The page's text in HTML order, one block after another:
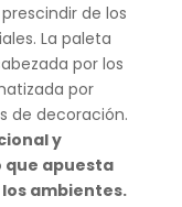
de los
La paleta
por los
por
de decoración.
y
que apuesta
ambientes.